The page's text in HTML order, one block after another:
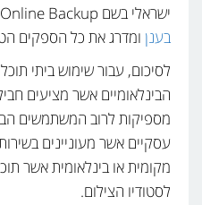
ישראלי בשם Online Backup עורך
בענן ומדרג את כל הספקים
לסיכום, עבור שימוש ביתי
הבינלאומיים אשר מציעים
מספיקות לרוב המשתמשים
עסקיים אשר מעוניינים
מקומית או בינלאומית אשר
לסטודיו הצילום.